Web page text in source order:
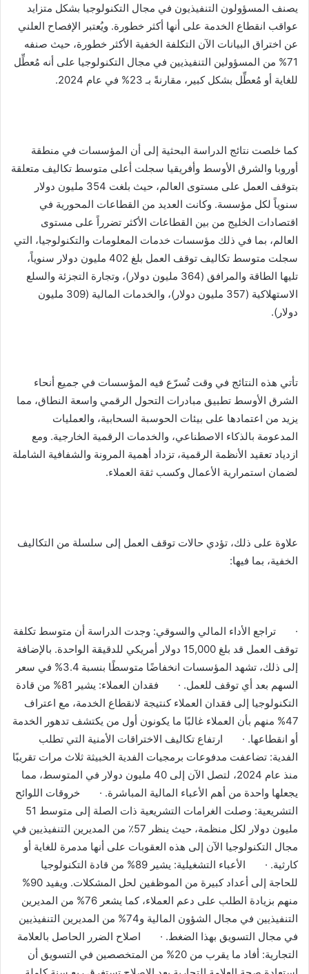
يصنف المسؤولون التنفيذيون في مجال التكنولوجيا بشكل متزايد
عواقب انقطاع الخدمة على أنها أكثر خطورة. ويُعتبر الإفصاح العلني
عن اختراق البيانات الآن التكلفة الخفية الأكثر خطورة، حيث صنفه
71% من المسؤولين التنفيذيين في مجال التكنولوجيا على أنه مُعطِّل
للغاية أو مُعطِّل بشكل كبير، مقارنةً بـ 23% في عام 2024.
كما خلصت نتائج الدراسة البحثية إلى أن المؤسسات في منطقة
أوروبا والشرق الأوسط وأفريقيا سجلت أعلى متوسط ​​تكاليف متعلقة
بتوقف العمل على مستوى العالم، حيث بلغت 354 مليون دولار
سنوياً لكل مؤسسة. وكانت العديد من القطاعات المحورية في
اقتصادات الخليج من بين القطاعات الأكثر تضرراً على مستوى
العالم، بما في ذلك مؤسسات خدمات المعلومات والتكنولوجيا، التي
سجلت متوسط ​​تكاليف توقف العمل بلغ 402 مليون دولار سنوياً،
تليها الطاقة والمرافق (364 مليون دولار)، وتجارة التجزئة والسلع
الاستهلاكية (357 مليون دولار)، والخدمات المالية (309 مليون
دولار).
تأتي هذه النتائج في وقت تُسرّع فيه المؤسسات في جميع أنحاء
الشرق الأوسط تطبيق مبادرات التحول الرقمي واسعة النطاق، مما
يزيد من اعتمادها على بيئات الحوسبة السحابية، والعمليات
المدعومة بالذكاء الاصطناعي، والخدمات الرقمية الخارجية. ومع
ازدياد تعقيد الأنظمة الرقمية، تزداد أهمية المرونة والشفافية الشاملة
لضمان استمرارية الأعمال وكسب ثقة العملاء.
علاوة على ذلك، تؤدي حالات توقف العمل إلى سلسلة من التكاليف
الخفية، بما فيها:
· تراجع الأداء المالي والسوقي: وجدت الدراسة أن متوسط ​​تكلفة
توقف العمل قد بلغ 15,000 دولار أمريكي للدقيقة الواحدة. بالإضافة
إلى ذلك، تشهد المؤسسات انخفاضًا متوسطًا بنسبة 3.4% في سعر
السهم بعد أي توقف للعمل. · فقدان العملاء: يشير 81% من قادة
التكنولوجيا إلى فقدان العملاء كنتيجة لانقطاع الخدمة، مع اعتراف
47% منهم بأن العملاء غالبًا ما يكونون أول من يكتشف تدهور الخدمة
أو انقطاعها. · ارتفاع تكاليف الاختراقات الأمنية التي تطلب
الفدية: تضاعفت مدفوعات برمجيات الفدية الخبيثة ثلاث مرات تقريبًا
منذ عام 2024، لتصل الآن إلى 40 مليون دولار في المتوسط، مما
يجعلها واحدة من أهم الأعباء المالية المباشرة. · خروقات اللوائح
التشريعية: وصلت الغرامات التشريعية ذات الصلة إلى متوسط ​​51
مليون دولار لكل منظمة، حيث ينظر 57٪ من المديرين التنفيذيين في
مجال التكنولوجيا الآن إلى هذه العقوبات على أنها مدمرة للغاية أو
كارثية. · الأعباء التشغيلية: يشير 89% من قادة التكنولوجيا
للحاجة إلى أعداد كبيرة من الموظفين لحل المشكلات. ويفيد 90%
منهم بزيادة الطلب على دعم العملاء، كما يشعر 76% من المديرين
التنفيذيين في مجال الشؤون المالية و74% من المديرين التنفيذيين
في مجال التسويق بهذا الضغط. · اصلاح الضرر الحاصل بالعلامة
التجارية: أفاد ما يقرب من 20% من المتخصصين في التسويق أن